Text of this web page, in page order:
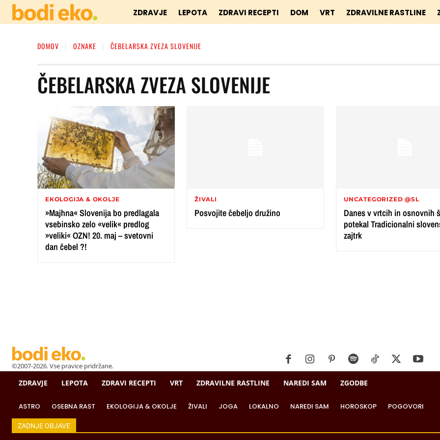
ZDRAVJE LEPOTA ZDRAVI RECEPTI DOM VRT ZDRAVILNE RASTLINE
DOMOV OZNAKE ČEBELARSKA ZVEZA SLOVENIJE
ČEBELARSKA ZVEZA SLOVENIJE
EKOLOGIJA & OKOLJE
»Majhna« Slovenija bo predlagala
vsebinsko zelo «velik« predlog
»veliki« OZN! 20. maj – svetovni
dan čebel ?!
ŽIVALI
Posvojite čebeljo družino
UNCATEGORIZED @SL
Danes v vrtcih in osnovnih
potekal Tradicionalni
zajtrk
©2007-2026. Vse pravice pridržane.
ZDRAVJE LEPOTA ZDRAVI RECEPTI VRT ZDRAVILNE RASTLINE NAREDI SAM ZGODBE
ASTRO OSEBNA RAST EKOLOGIJA & OKOLJE ŽIVALI JOGA LOKALNO NAREDI SAM HOROSKOP POGOVORI
ZADNJE OBJAVE